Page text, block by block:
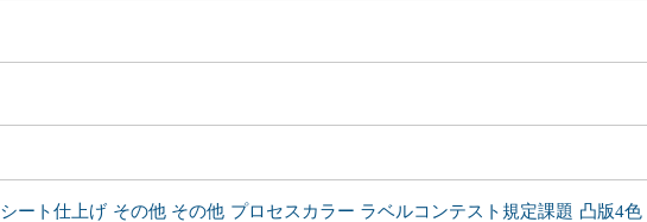
シート仕上げ その他 その他 プロセスカラー ラベルコンテスト規定課題 凸版4色